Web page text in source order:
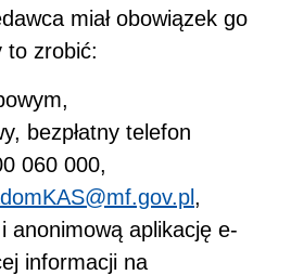
miał obowiązek go
to zrobić:
bezpłatny telefon
060 000,
,
anonimową aplikację e-
informacji na